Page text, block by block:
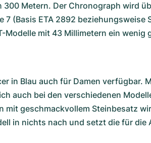
Metern. Der Chronograph wird
(Basis ETA 2892
Modelle mit 43 Millimetern ein wenig
in Blau auch für Damen
auch bei den verschiedenen
geschmackvollem Steinbesatz
in nichts nach und setzt die für